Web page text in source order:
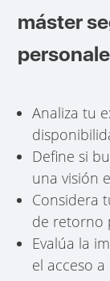
máster
Analiza tu
Define si
una visión
Considera
de retorno
Evalúa la
el acceso